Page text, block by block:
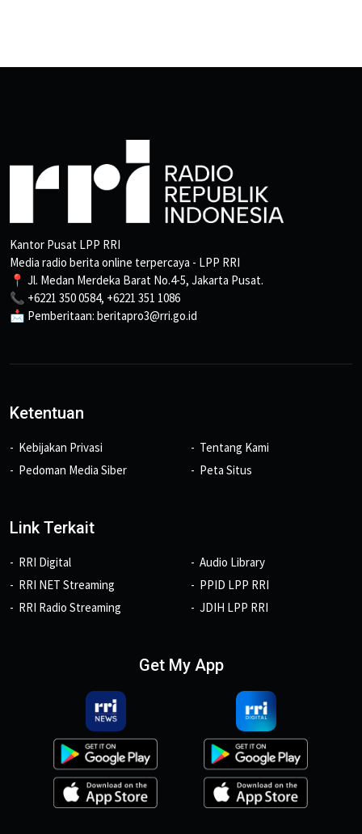
Kantor Pusat LPP RRI
Media radio berita online terpercaya - LPP RRI
📍 Jl. Medan Merdeka Barat No.4-5, Jakarta Pusat.
📞 +6221 350 0584, +6221 351 1086
📩 Pemberitaan: beritapro3@rri.go.id
Ketentuan
Kebijakan Privasi
Pedoman Media Siber
Tentang Kami
Peta Situs
Link Terkait
RRI Digital
RRI NET Streaming
RRI Radio Streaming
Audio Library
PPID LPP RRI
JDIH LPP RRI
Get My App